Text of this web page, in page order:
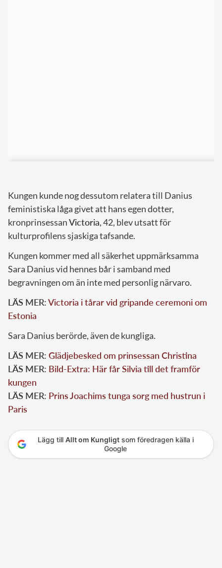
Kungen kunde nog dessutom relatera till Danius
feministiska låga givet att hans egen dotter,
kronprinsessanVictoria, 42, blev utsatt för
kulturprofilens sjaskiga tafsande.
Kungen kommer med all säkerhet uppmärksamma
Sara Danius vid hennes bår i samband med
begravningen om än inte med personlig närvaro.
LÄS MER:Victoria i tårar vid gripande ceremoni om
Estonia
Sara Danius berörde, även de kungliga.
LÄS MER: Glädjebesked om prinsessan Christina
LÄS MER: Bild-Extra: Här får Silvia till det framför
kungen
LÄS MER: Prins Joachims tunga sorg med hustrun i
Paris
Lägg till Allt om Kungligtsom föredragen källa i
Google